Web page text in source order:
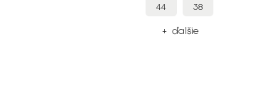
44 38
+ ďalšie